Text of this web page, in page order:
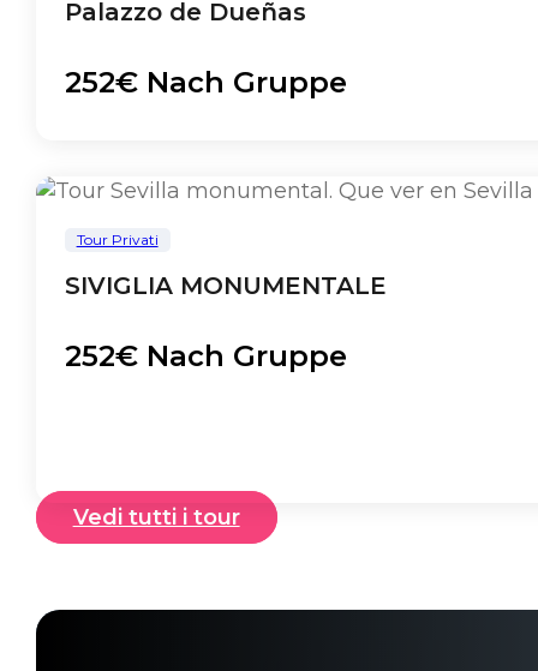
Palazzo de Dueñas
252€ Nach Gruppe
Tour Privati
SIVIGLIA MONUMENTALE
252€ Nach Gruppe
Vedi tutti i tour